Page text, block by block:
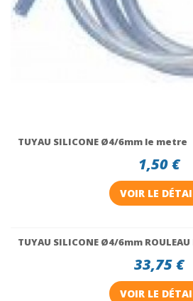
TUYAU SILICONE Ø4/6mm le metre
1,50 €
VOIR LE
TUYAU SILICONE Ø4/6mm ROULEAU
33,75 €
VOIR LE